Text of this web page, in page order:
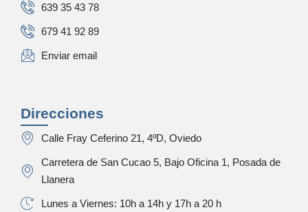
639 35 43 78
679 41 92 89
Enviar email
Direcciones
Calle Fray Ceferino 21, 4ºD, Oviedo
Carretera de San Cucao 5, Bajo Oficina 1, Posada de
Llanera
Lunes a Viernes: 10h a 14h y 17h a 20 h